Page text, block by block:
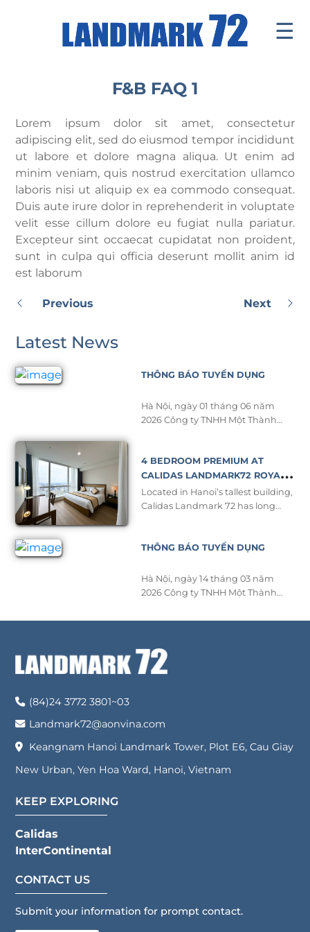
☰
Office
Retail Mall
News & Events
Contact
Tenants ' Corner
F&B FAQ 1
Lorem ipsum dolor sit amet, consectetur
adipiscing elit, sed do eiusmod tempor incididunt
ut labore et dolore magna aliqua. Ut enim ad
minim veniam, quis nostrud exercitation ullamco
laboris nisi ut aliquip ex ea commodo consequat.
Duis aute irure dolor in reprehenderit in voluptate
velit esse cillum dolore eu fugiat nulla pariatur.
Excepteur sint occaecat cupidatat non proident,
sunt in culpa qui officia deserunt mollit anim id
est laborum
Previous Next
Latest News
THÔNG BÁO TUYỂN DỤNG
Hà Nội, ngày 01 tháng 06 năm
2026 Công ty TNHH Một Thành
Tower, Khu E6 KĐT Mới Cầu Giấy,
Phường Yên Hòa, Thành Phố Hà
Nội. Điện thoại: 02437723801
Email: hrdept@aonvina.com Giấy
Hoạch […]
4 BEDROOM PREMIUM AT
CALIDAS LANDMARK72 ROYAL
RESIDENCE – A NEW STANDARD
OF LUXURY
Located in Hanoi’s tallest building,
Calidas Landmark 72 has long
term stays. To meet the growing
expatriates, and families seeking
premium living spaces, the hotel
[…]
THÔNG BÁO TUYỂN DỤNG
Hà Nội, ngày 14 tháng 03 năm
2026 Công ty TNHH Một Thành
Keangnam Hanoi Landmark
Phường Yên Hòa, Thành Phố Hà
Nội. Điện thoại:
02437723801
(84)24 3772 3801~03
Landmark72@aonvina.com
Keangnam Hanoi Landmark Tower, Plot E6, Cau Giay
New Urban, Yen Hoa Ward, Hanoi, Vietnam
KEEP EXPLORING
Calidas
InterContinental
CONTACT US
Submit your information for prompt contact.